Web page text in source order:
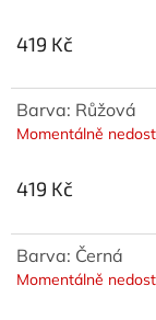
419 Kč
Barva: Růžová
Momentálně
419 Kč
Barva: Černá
Momentálně